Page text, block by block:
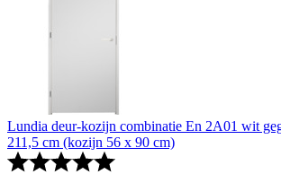
Lundia deur-kozijn combinatie En 2A01 wit
211,5 cm (kozijn 56 x 90 cm)